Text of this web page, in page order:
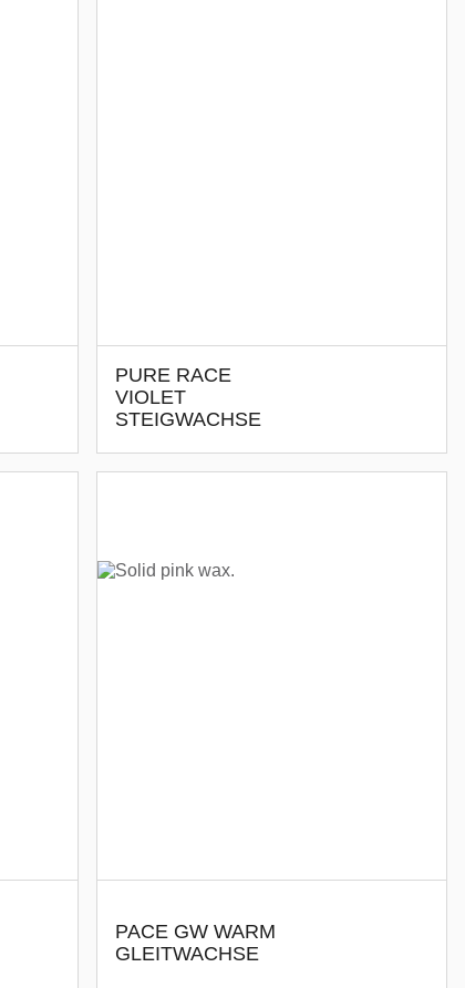
PURE RACE
VIOLET
STEIGWACHSE
PACE GW WARM
GLEITWACHSE